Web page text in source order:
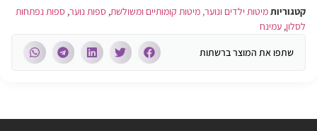
קטגוריותמיטות ילדים ונוער, מיטות קומותיים ומשולשת, ספות נוער, ספות נפתחות
לסלון, עמינח
שתפו את המוצר ברשתות